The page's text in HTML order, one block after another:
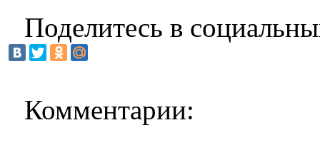
Поделитесь в
Комментарии: